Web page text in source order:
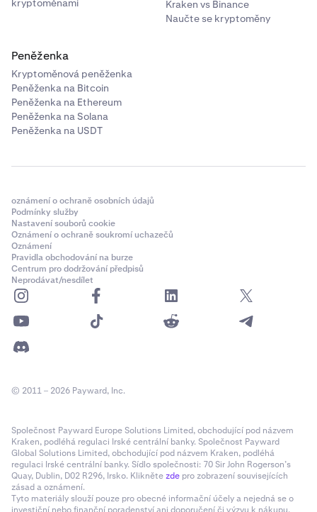
kryptoměnami
Kraken vs Binance
Naučte se kryptoměny
Peněženka
Kryptoměnová peněženka
Peněženka na Bitcoin
Peněženka na Ethereum
Peněženka na Solana
Peněženka na USDT
oznámení o ochraně osobních údajů
Podmínky služby
Nastavení souborů cookie
Oznámení o ochraně soukromí uchazečů
Oznámení
Pravidla obchodování na burze
Centrum pro dodržování předpisů
Neprodávat/nesdílet
© 2011 – 2026 Payward, Inc.
Společnost Payward Europe Solutions Limited, obchodující pod názvem
Kraken, podléhá regulaci Irské centrální banky. Společnost Payward
Global Solutions Limited, obchodující pod názvem Kraken, podléhá
regulaci Irské centrální banky. Sídlo společnosti: 70 Sir John Rogerson’s
Quay, Dublin, D02 R296, Irsko. Kliknětezde pro zobrazení souvisejících
zásad a oznámení.
Tyto materiály slouží pouze pro obecné informační účely a nejedná se o